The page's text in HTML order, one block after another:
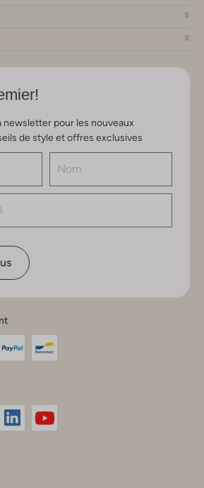
newsletter pour les nouveaux
de style et offres exclusives